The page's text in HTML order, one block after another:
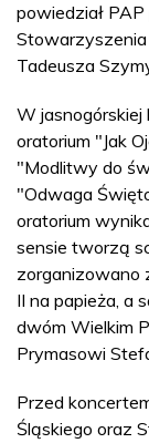
powiedział
Stowarzyszenia
Tadeusza
W jasnogórskiej
oratorium "Jak
"Modlitwy do
"Odwaga
oratorium
sensie tworzą
zorganizowano
II na papieża, a
dwóm Wielkim
Prymasowi
Przed
Śląskiego oraz